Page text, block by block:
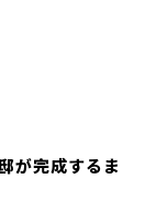
が完成するま